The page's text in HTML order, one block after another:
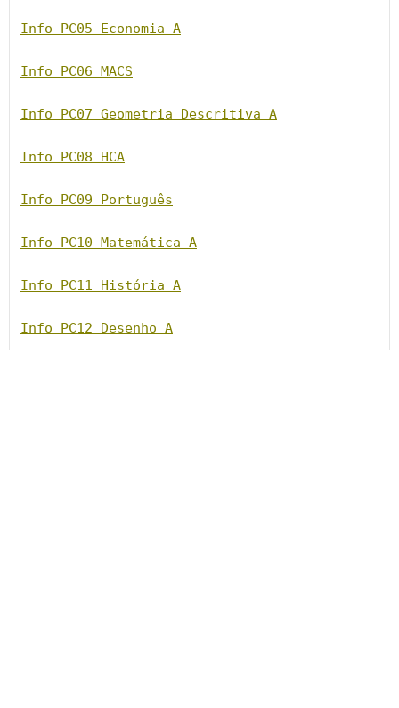
Info PC05 Economia A
Info PC06 MACS
Info PC07 Geometria Descritiva A
Info PC08 HCA
Info PC09 Português
Info PC10 Matemática A
Info PC11 História A
Info PC12 Desenho A